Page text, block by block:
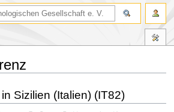
in Sizilien (Italien) (IT82)